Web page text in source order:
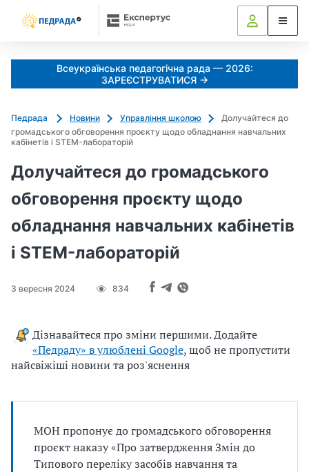
Всеукраїнська педагогічна рада — 2026:
ЗАРЕЄСТРУВАТИСЯ →
Педрада Новини Управління школою
Долучайтеся до
громадського обговорення проєкту щодо обладнання навчальних
кабінетів і STEM-лабораторій
Долучайтеся до громадського
обговорення проєкту щодо
обладнання навчальних кабінетів
і STEM-лабораторій
3 вересня 2024 834
Дізнавайтеся про зміни першими. Додайте
«Педраду» в улюблені Google, щоб не пропустити
найсвіжіші новини та роз'яснення
МОН пропонує до громадського обговорення
проєкт наказу «Про затвердження Змін до
Типового переліку засобів навчання та